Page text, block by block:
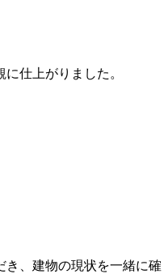
仕上がりました。
、建物の現状を一緒に確